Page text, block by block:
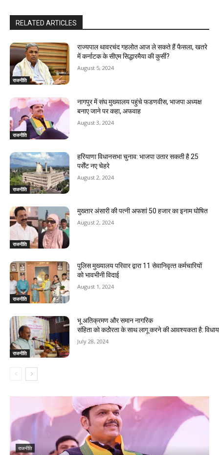
RELATED ARTICLES
राजनीति
राज्यपाल थावरचंद गहलोत आज ले सकते हैं फैसला, खतरे
में कर्नाटक के सीएम सिद्धारमैया की कुर्सी?
August 5, 2024
राजनीति
नागपुर में संघ मुख्यालय पहुंचे फडणवीस, भाजपा अध्यक्ष
बनाए जाने पर कहा, अफवाह
August 3, 2024
राजनीति
हरियाणा विधानसभा चुनाव: भाजपा उतार सकती है 25
पर्सेंट नए चेहरे
August 2, 2024
राजनीति
मुख्तार अंसारी की पत्नी अफशां 50 हजार का इनाम घोषित
August 2, 2024
राजनीति
पुलिस मुख्यालय परिवार द्वारा 11 सेवानिवृत्‍त कर्मचारियों
को भावभीनी विदाई
August 1, 2024
राजनीति
भू अतिक्रमण और समान नागरिक
संहिता काे कठाेेरता के साथ लागू करने की आवश्यकता है:
July 28, 2024
राजनीति